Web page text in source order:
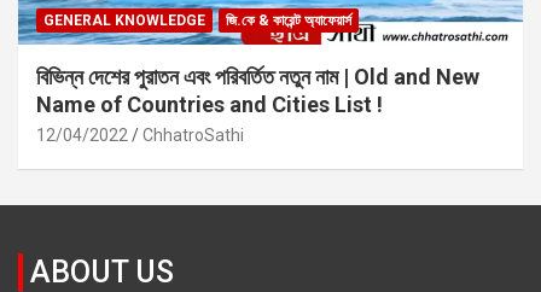
GENERAL KNOWLEDGE জি.কে & কারেন্ট অ্যাফেয়ার্স
বিভিন্ন দেশের পুরাতন এবং পরিবর্তিত নতুন নাম | Old and New
Name of Countries and Cities List !
12/04/2022 ChhatroSathi
ABOUT US